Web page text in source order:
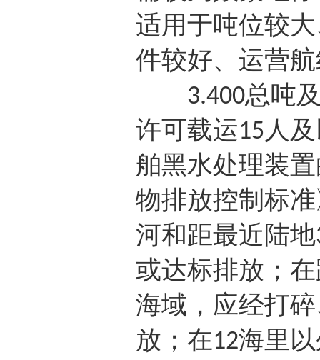
适用于吨位较
件较好、运营
3.400总吨
许可载运15 人
舶黑水处理装
物排放控制标
河和距最近陆地
或达标排放；
海域，应经打
放；在12海里